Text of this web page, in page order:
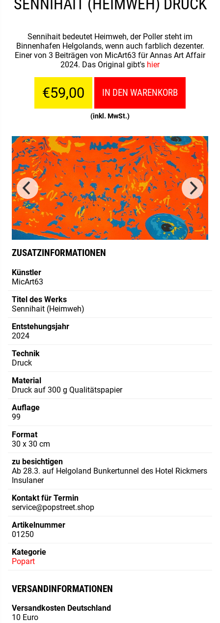
SENNIHAIT (HEIMWEH) DRUCK
Sennihait bedeutet Heimweh, der Poller steht im
Binnenhafen Helgolands, wenn auch farblich dezenter.
Einer von 3 Beiträgen von MicArt63 für Annas Art Affair
2024. Das Original gibt's hier
€59,00 IN DEN WARENKORB
(inkl. MwSt.)
ZUSATZINFORMATIONEN
Künstler
MicArt63
Titel des Werks
Sennihait (Heimweh)
Entstehungsjahr
2024
Technik
Druck
Material
Druck auf 300 g Qualitätspapier
Auflage
99
Format
30 x 30 cm
zu besichtigen
Ab 28.3. auf Helgoland Bunkertunnel des Hotel Rickmers
Insulaner
Kontakt für Termin
service@popstreet.shop
Artikelnummer
01250
Kategorie
Popart
VERSANDINFORMATIONEN
Versandkosten Deutschland
10 Euro